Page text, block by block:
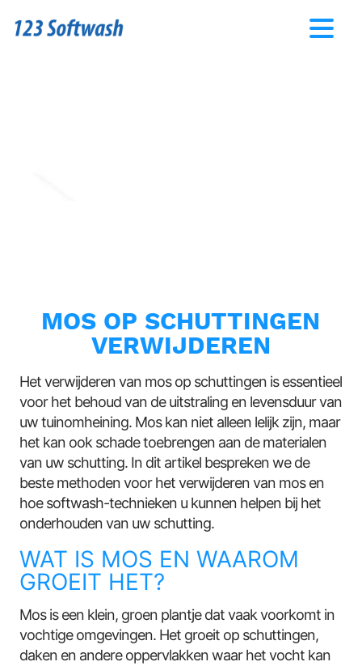
MOS OP SCHUTTINGEN
VERWIJDEREN
Het verwijderen van mos op schuttingen is essentieel
voor het behoud van de uitstraling en levensduur van
uw tuinomheining. Mos kan niet alleen lelijk zijn, maar
het kan ook schade toebrengen aan de materialen
van uw schutting. In dit artikel bespreken we de
beste methoden voor het verwijderen van mos en
hoe softwash-technieken u kunnen helpen bij het
onderhouden van uw schutting.
WAT IS MOS EN WAAROM
GROEIT HET?
Mos is een klein, groen plantje dat vaak voorkomt in
vochtige omgevingen. Het groeit op schuttingen,
daken en andere oppervlakken waar het vocht kan